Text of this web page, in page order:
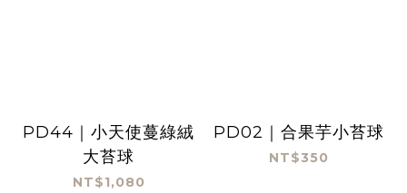
PD44｜小天使蔓綠絨
大苔球
NT$1,080
PD02｜合果芋小苔球
NT$350